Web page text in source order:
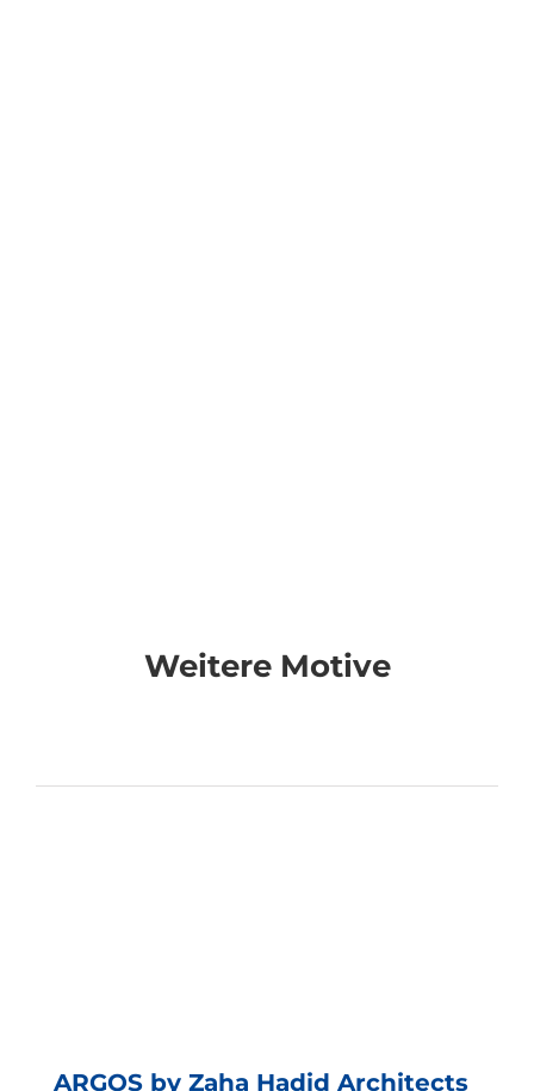
Weitere Motive
ARGOS by Zaha Hadid Architects